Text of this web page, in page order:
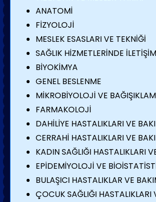
ANATOMİ
FİZYOLOJİ
MESLEK ESASLARI VE TEKNİĞİ
SAĞLIK HİZMETLERİNDE İLETİŞİM
BİYOKİMYA
GENEL BESLENME
MİKROBİYOLOJİ VE
FARMAKOLOJİ
DAHİLİYE HASTALIKLARI VE
CERRAHİ HASTALIKLARI VE
KADIN SAĞLIĞI HASTALIKLARI
EPİDEMİYOLOJİ VE
BULAŞICI HASTALIKLAR VE
ÇOCUK SAĞLIĞI HASTALIKLARI